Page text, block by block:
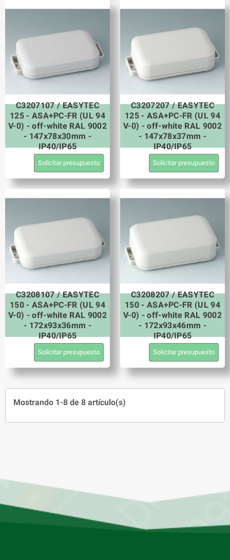
C3207107 / EASYTEC
125 - ASA+PC-FR (UL 94
V-0) - off-white RAL 9002
- 147x78x30mm -
IP40/IP65
Solicitar presupuesto
C3207207 / EASYTEC
125 - ASA+PC-FR (UL 94
V-0) - off-white RAL 9002
- 147x78x37mm -
IP40/IP65
Solicitar presupuesto
C3208107 / EASYTEC
150 - ASA+PC-FR (UL 94
V-0) - off-white RAL 9002
- 172x93x36mm -
IP40/IP65
Solicitar presupuesto
C3208207 / EASYTEC
150 - ASA+PC-FR (UL 94
V-0) - off-white RAL 9002
- 172x93x46mm -
IP40/IP65
Solicitar presupuesto
Mostrando 1-8 de 8 artículo(s)